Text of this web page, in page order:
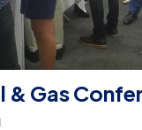
& Gas